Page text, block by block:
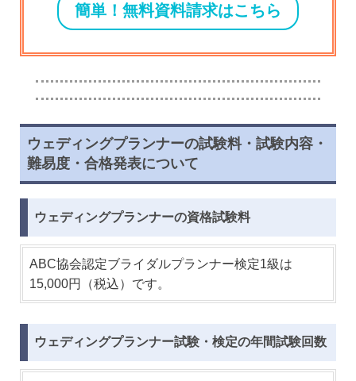
簡単！無料資料請求はこちら
ウェディングプランナーの試験料・試験内容・
難易度・合格発表について
ウェディングプランナーの資格試験料
ABC協会認定ブライダルプランナー検定1級は
15,000円（税込）です。
ウェディングプランナー試験・検定の年間試験回数